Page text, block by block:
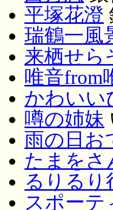
平塚花澄
瑞鶴一風
来栖せら
唯音from
かわいい
噂の姉妹
雨の日お
たまをさ
るりるり
スポーテ